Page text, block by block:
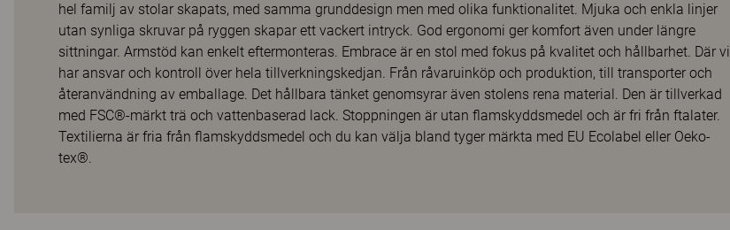
hel familj av stolar skapats, med samma grunddesign men med olika funktionalitet. Mjuka och enkla linjer
utan synliga skruvar på ryggen skapar ett vackert intryck. God ergonomi ger komfort även under längre
sittningar. Armstöd kan enkelt eftermonteras. Embrace är en stol med fokus på kvalitet och hållbarhet. Där vi
har ansvar och kontroll över hela tillverkningskedjan. Från råvaruinköp och produktion, till transporter och
återanvändning av emballage. Det hållbara tänket genomsyrar även stolens rena material. Den är tillverkad
med FSC®-märkt trä och vattenbaserad lack. Stoppningen är utan flamskyddsmedel och är fri från ftalater.
Textilierna är fria från flamskyddsmedel och du kan välja bland tyger märkta med EU Ecolabel eller Oeko-
tex®.